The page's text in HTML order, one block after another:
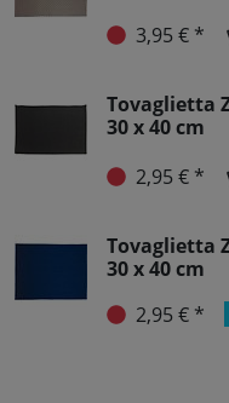
3,95 € *
Tovaglietta
30 x 40 cm
2,95 € *
Tovaglietta
30 x 40 cm
2,95 € *